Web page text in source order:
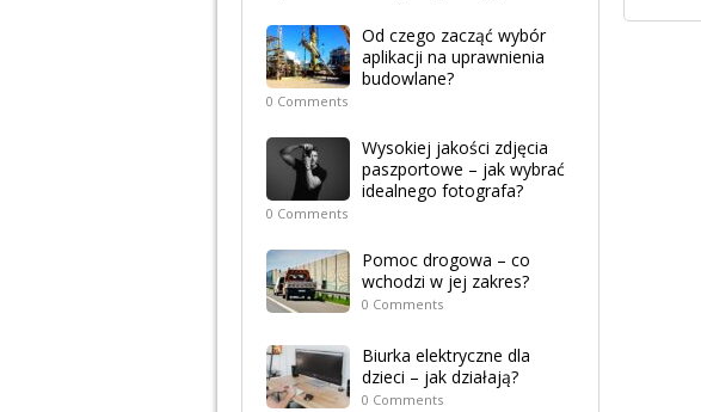
Od czego zacząć wybór
aplikacji na uprawnienia
budowlane?
0 Comments
Wysokiej jakości zdjęcia
paszportowe – jak wybrać
idealnego fotografa?
0 Comments
Pomoc drogowa – co
wchodzi w jej zakres?
0 Comments
Biurka elektryczne dla
dzieci – jak działają?
0 Comments